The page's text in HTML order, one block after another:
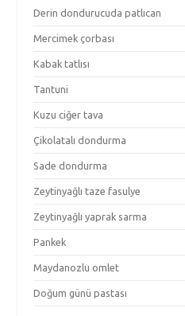
Derin dondurucuda patlıcan
Mercimek çorbası
Kabak tatlısı
Tantuni
Kuzu ciğer tava
Çikolatalı dondurma
Sade dondurma
Zeytinyağlı taze fasulye
Zeytinyağlı yaprak sarma
Pankek
Maydanozlu omlet
Doğum günü pastası